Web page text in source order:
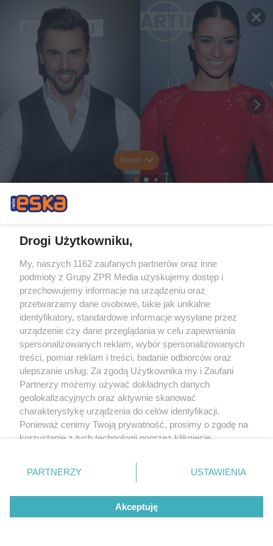
Rozwiń
Drogi Użytkowniku,
My, naszych 1162 zaufanych partnerów oraz inne
podmioty z Grupy ZPR Media uzyskujemy dostęp i
przechowujemy informacje na urządzeniu oraz
przetwarzamy dane osobowe, takie jak unikalne
identyfikatory, standardowe informacje wysyłane przez
urządzenie czy dane przeglądania w celu zapewniania
spersonalizowanych reklam, wybór spersonalizowanych
treści, pomiar reklam i treści, badanie odbiorców oraz
ulepszanie usług. Za zgodą Użytkownika my i Zaufani
Partnerzy możemy używać dokładnych danych
geolokalizacyjnych oraz aktywnie skanować
charakterystykę urządzenia do celów identyfikacji.
Ponieważ cenimy Twoją prywatność, prosimy o zgodę na
korzystanie z tych technologii poprzez kliknięcie
zmienić/wycofać klikając przycisk ustawień prywatności
znajdujący się w lewym dolnym rogu strony
rodzaje przetwarzania danych nie wymagają zgody
użytkownika, ale masz prawo sprzeciwić się takiemu
przetwarzaniu. Preferencje będą miały zastosowanie tylko
PARTNERZY USTAWIENIA
Akceptuję